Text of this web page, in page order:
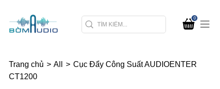
0
Trang chủ > All > Cục Đẩy Công Suất AUDIOENTER
CT1200